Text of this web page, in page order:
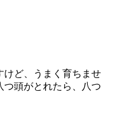
けど、うまく育ちませ
つ頭がとれたら、八つ